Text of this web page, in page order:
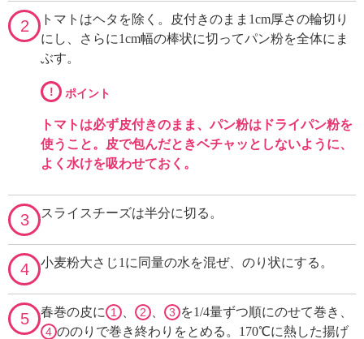
2
トマトはヘタを除く。皮付きのまま1cm厚さの輪切り
にし、さらに1cm幅の棒状に切ってパン粉を全体にま
ぶす。
! ポイント
トマトは必ず皮付きのまま、パン粉はドライパン粉を
使うこと。皮で包んだときベチャッとしないように、
よく水けを吸わせておく。
3 スライスチーズは半分に切る。
4 小麦粉大さじ1に同量の水を混ぜ、のり状にする。
5 春巻の皮に 1 2 3 を1/4量ずつ順にのせて巻き、
4 ののりで巻き終わりをとめる。170℃に熱した揚げ